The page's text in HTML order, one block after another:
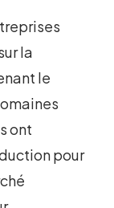
la
le
ont
pour